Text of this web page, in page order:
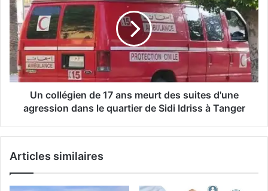
Professional
League
!
de
17
ans
meurt
des
suites
d'une
agression
dans
Sidi
Un collégien de 17 ans meurt des suites d'une
agression dans le quartier de Sidi Idriss à Tanger
Articles similaires